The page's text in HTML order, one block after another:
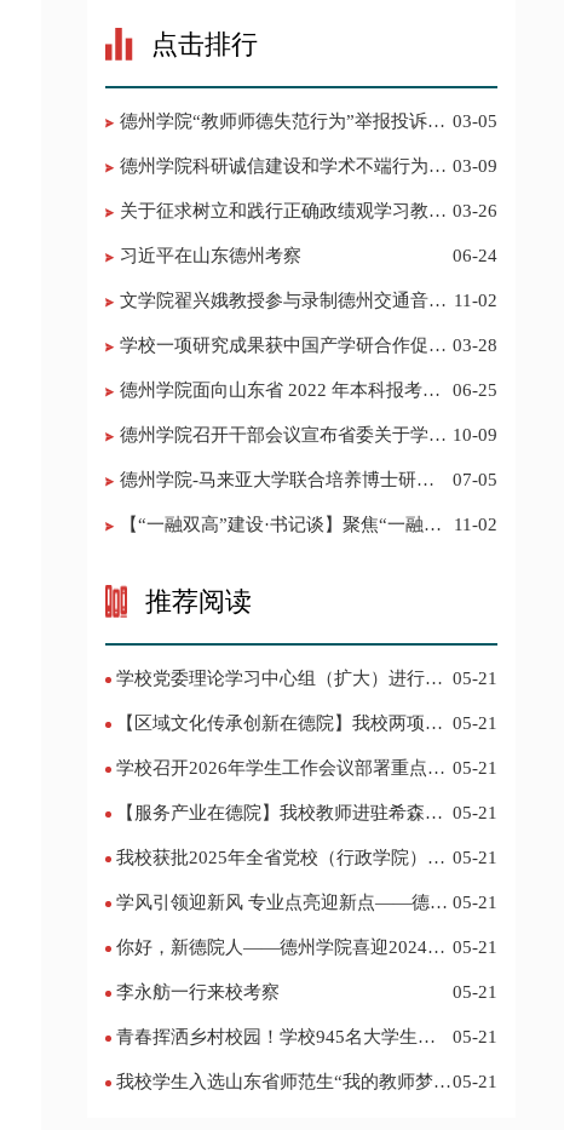
点击排行
03-05
03-09
03-26
习近平在山东德州考察 06-24
11-02
03-28
06-25
10-09
07-05
11-02
推荐阅读
学校党委理论学习中心组（扩大）进行集
05-21
【区域文化传承创新在德院】我校两项作
教育优秀名单
05-21
学校召开2026年学生工作会议部署重点工
05-21
【服务产业在德院】我校教师进驻希森博
05-21
我校获批2025年全省党校（行政学院）系
05-21
学风引领迎新风 专业点亮迎新点——德州
05-21
你好，新德院人——德州学院喜迎2024级
05-21
李永舫一行来校考察 05-21
青春挥洒乡村校园！学校945名大学生赴
05-21
我校学生入选山东省师范生“我的教师梦”
05-21